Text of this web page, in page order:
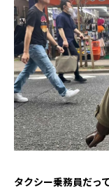
タクシー乗務員だっ